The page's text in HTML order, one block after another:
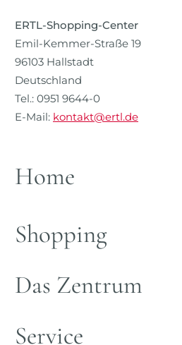
ERTL-Shopping-Center
Emil-Kemmer-Straße 19
96103 Hallstadt
Deutschland
Tel.: 0951 9644-0
E-Mail: kontakt@ertl.de
Home
Shopping
Das Zentrum
Service